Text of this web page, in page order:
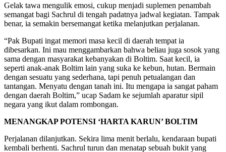
Gelak tawa mengulik emosi, cukup menjadi suplemen penambah
semangat bagi Sachrul di tengah padatnya jadwal kegiatan. Tampak
benar, ia semakin bersemangat ketika melanjutkan perjalanan.
“Pak Bupati ingat memori masa kecil di daerah tempat ia
dibesarkan. Ini mau menggambarkan bahwa beliau juga sosok yang
sama dengan masyarakat kebanyakan di Boltim. Saat kecil, ia
seperti anak-anak Boltim lain yang suka ke kebun, hutan. Bermain
dengan sesuatu yang sederhana, tapi penuh petualangan dan
tantangan. Menyatu dengan tanah ini. Itu mengapa ia sangat paham
dengan daerah Boltim,” ucap Sadam ke sejumlah aparatur sipil
negara yang ikut dalam rombongan.
MENANGKAP POTENSI ‘HARTA KARUN’ BOLTIM
Perjalanan dilanjutkan. Sekira lima menit berlalu, kendaraan bupati
kembali berhenti. Sachrul turun dan menatap sebuah bukit yang